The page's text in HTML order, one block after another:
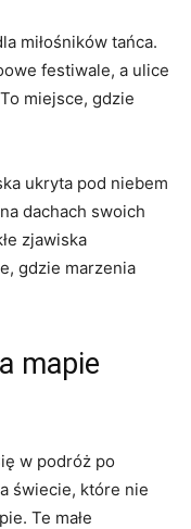
miłośników tańca.
festiwale, a⁣ ulice
miejsce, gdzie
ukryta pod niebem
dachach swoich
zjawiska
gdzie marzenia
mapie
w podróż po
świecie,⁣ które‍ nie
Te małe